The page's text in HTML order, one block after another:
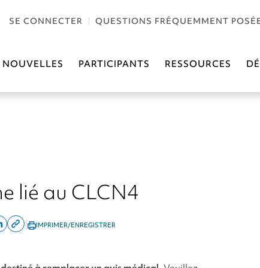
SE CONNECTER QUESTIONS FRÉQUEMMENT
NOUVELLES PARTICIPANTS RESSOURCES
lié au CLCN4
linkedin
Copy
page
| IMPRIMER/ENREGISTRER